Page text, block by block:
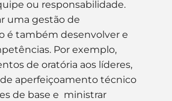
ou responsabilidade.
uma gestão de
é também desenvolver e
Por exemplo,
de oratória aos líderes,
aperfeiçoamento técnico
de base e  ministrar